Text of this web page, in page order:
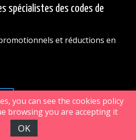
spécialistes des codes de
et réductions en
Network 2018
you can see the cookies policy
browsing you are accepting it
OK